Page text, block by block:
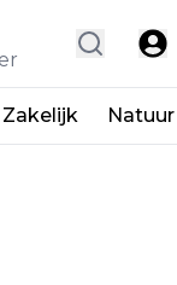
Zakelijk Natuur